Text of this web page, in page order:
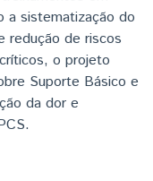
a sistematização do
redução de riscos
o projeto
Suporte Básico e
da dor e